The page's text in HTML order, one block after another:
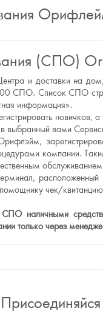
(СПО)
и доставки на
СПО. Список СПО
информация».
вами
компании.
чек/
наличными
только через
Присоединяйся